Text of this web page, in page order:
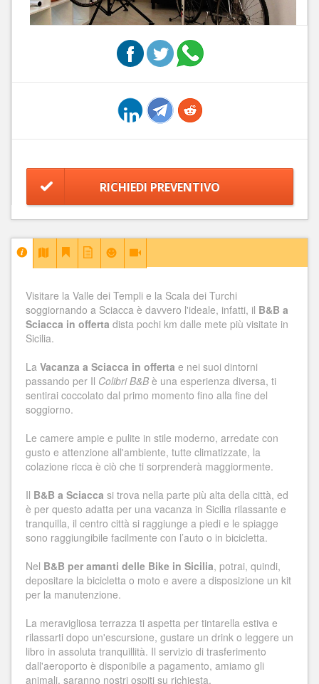
RICHIEDI PREVENTIVO
Visitare la Valle dei Templi e la Scala dei Turchi
soggiornando a Sciacca è davvero l'ideale, infatti, il B&B a
Sciacca in offerta dista pochi km dalle mete più visitate in
Sicilia.
La Vacanza a Sciacca in offerta e nei suoi dintorni
passando per Il Colibri B&B è una esperienza diversa, ti
sentirai coccolato dal primo momento fino alla fine del
soggiorno.
Le camere ampie e pulite in stile moderno, arredate con
gusto e attenzione all'ambiente, tutte climatizzate, la
colazione ricca è ciò che ti sorprenderà maggiormente.
Il B&B a Sciacca si trova nella parte più alta della città, ed
è per questo adatta per una vacanza in Sicilia rilassante e
tranquilla, il centro città si raggiunge a piedi e le spiagge
sono raggiungibile facilmente con l’auto o in bicicletta.
Nel B&B per amanti delle Bike in Sicilia, potrai, quindi,
depositare la bicicletta o moto e avere a disposizione un kit
per la manutenzione.
La meravigliosa terrazza ti aspetta per tintarella estiva e
rilassarti dopo un'escursione, gustare un drink o leggere un
libro in assoluta tranquillità. Il servizio di trasferimento
dall'aeroporto è disponibile a pagamento, amiamo gli
animali, saranno nostri ospiti su richiesta.